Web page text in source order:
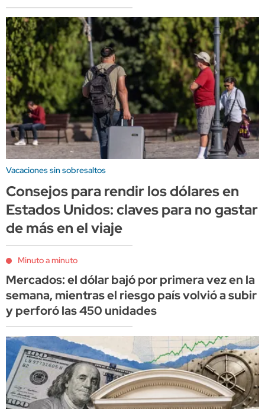
Vacaciones sin sobresaltos
Consejos para rendir los dólares en
Estados Unidos: claves para no gastar
de más en el viaje
Minuto a minuto
Mercados: el dólar bajó por primera vez en la
semana, mientras el riesgo país volvió a subir
y perforó las 450 unidades